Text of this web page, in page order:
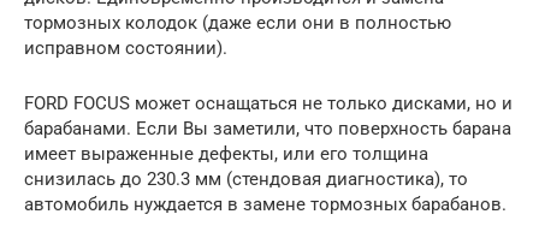
тормозных колодок (даже если они в полностью
исправном состоянии).
FORD FOCUS может оснащаться не только дисками, но и
барабанами. Если Вы заметили, что поверхность барана
имеет выраженные дефекты, или его толщина
снизилась до 230.3 мм (стендовая диагностика), то
автомобиль нуждается в замене тормозных барабанов.